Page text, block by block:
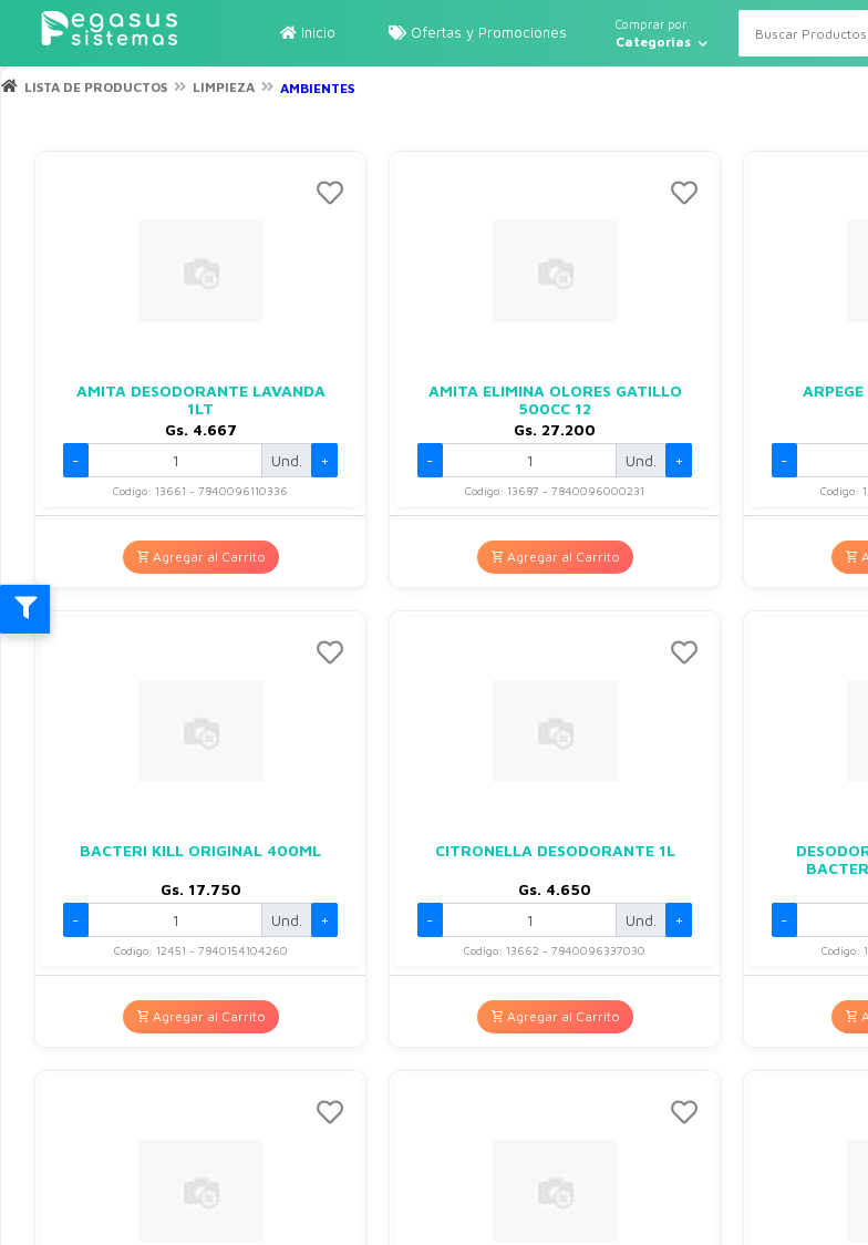
Inicio Ofertas y Promociones Comprar por
Categorias
LISTA DE PRODUCTOS LIMPIEZA AMBIENTES
AMITA DESODORANTE LAVANDA
1LT
Gs. 4.667
-
Und. +
Codigo: 13661 - 7840096110336
Agregar al Carrito
AMITA ELIMINA OLORES GATILLO
500CC 12
Gs. 27.200
-
Und. +
Codigo: 13687 - 7840096000231
Agregar al Carrito
-
Codigo:
BACTERI KILL ORIGINAL 400ML
Gs. 17.750
-
Und. +
Codigo: 12451 - 7840154104260
Agregar al Carrito
CITRONELLA DESODORANTE 1L
Gs. 4.650
-
Und. +
Codigo: 13662 - 7840096337030
Agregar al Carrito
-
Codigo: